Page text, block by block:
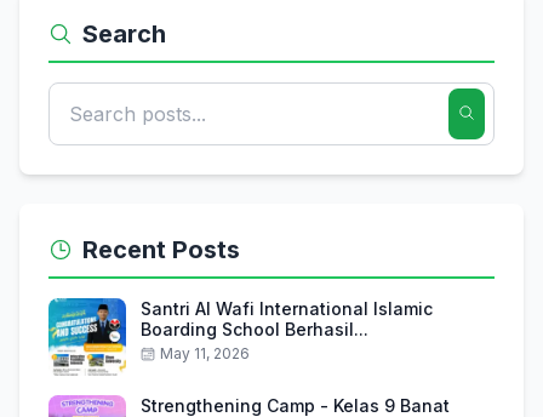
Search
Recent Posts
Santri Al Wafi International Islamic
Boarding School Berhasil...
May 11, 2026
Strengthening Camp - Kelas 9 Banat